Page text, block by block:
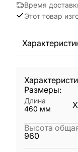
Время
Этот товар
Размеры:
Длина
460 мм X
Высота
960